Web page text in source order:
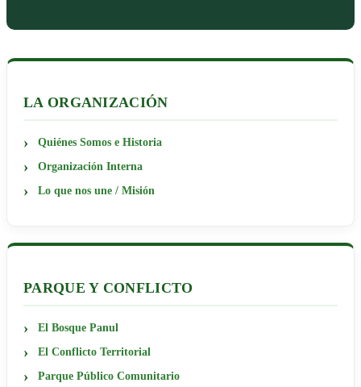
LA ORGANIZACIÓN
Quiénes Somos e Historia
Organización Interna
Lo que nos une / Misión
PARQUE Y CONFLICTO
El Bosque Panul
El Conflicto Territorial
Parque Público Comunitario